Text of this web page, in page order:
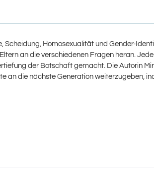
Homosexualität und Gender-
an die verschiedenen Fragen heran.
der Botschaft gemacht. Die Autorin
an die nächste Generation weiterzugeben,